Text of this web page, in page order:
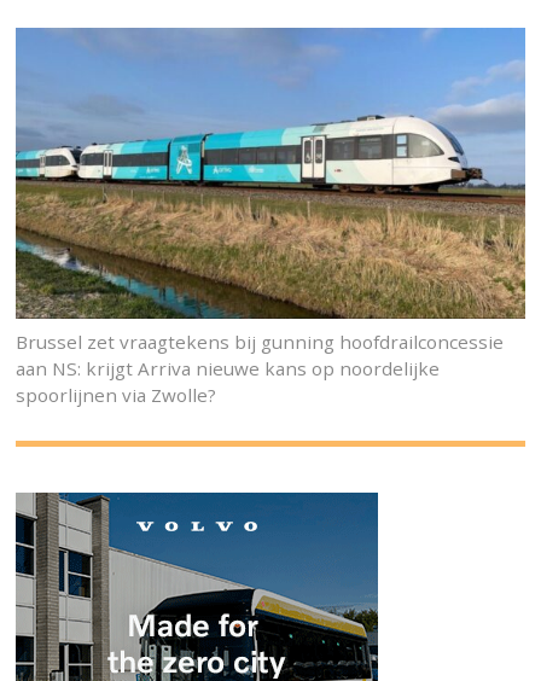
Brussel zet vraagtekens bij gunning hoofdrailconcessie
aan NS: krijgt Arriva nieuwe kans op noordelijke
spoorlijnen via Zwolle?